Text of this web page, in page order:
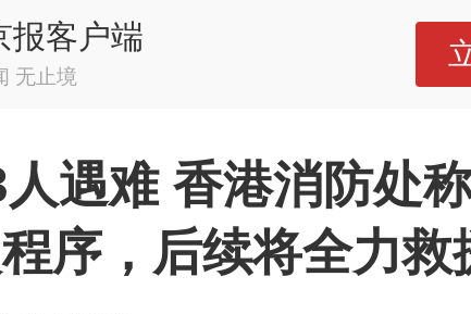
报客户端
无止境
遇难 香港消防处
序，后续将全力救